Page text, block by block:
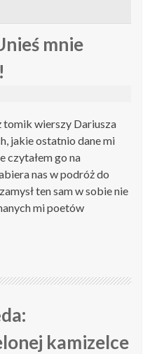
mnie
tomik wierszy Dariusza
jakie ostatnio dane mi
czytałem go na
nas w podróż do
ten sam w sobie nie
mi poetów
kamizelce